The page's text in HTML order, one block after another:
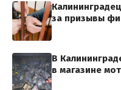
за призывы
В
в магазине